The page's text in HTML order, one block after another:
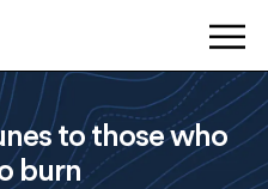
to those who
burn